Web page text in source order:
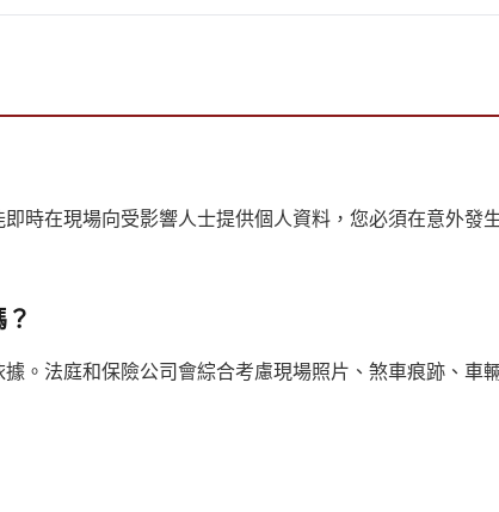
時在現場向受影響人士提供個人資料，您必須在意外發
。法庭和保險公司會綜合考慮現場照片、煞車痕跡、